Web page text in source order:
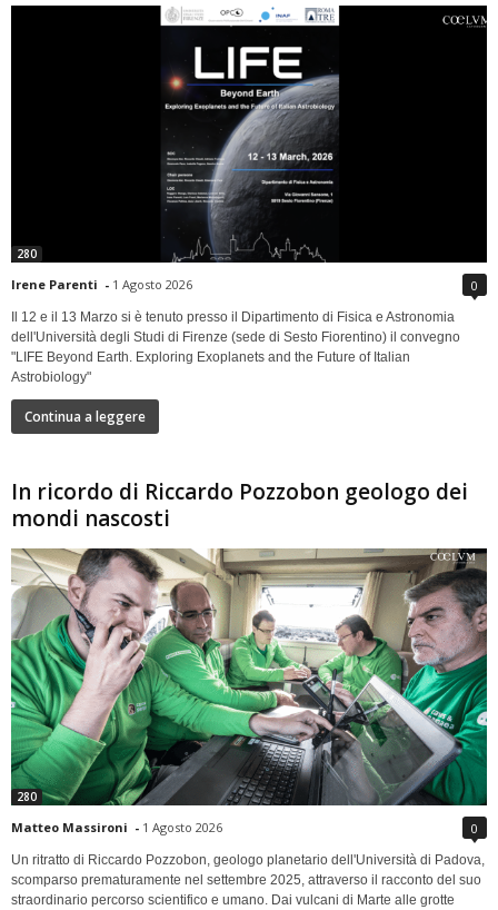
280
Irene Parenti - 1 Agosto 2026 0
Il 12 e il 13 Marzo si è tenuto presso il Dipartimento di Fisica e Astronomia
dell'Università degli Studi di Firenze (sede di Sesto Fiorentino) il convegno
"LIFE Beyond Earth. Exploring Exoplanets and the Future of Italian
Astrobiology"
Continua a leggere
In ricordo di Riccardo Pozzobon geologo dei
mondi nascosti
280
Matteo Massironi - 1 Agosto 2026 0
Un ritratto di Riccardo Pozzobon, geologo planetario dell'Università di Padova,
scomparso prematuramente nel settembre 2025, attraverso il racconto del suo
straordinario percorso scientifico e umano. Dai vulcani di Marte alle grotte